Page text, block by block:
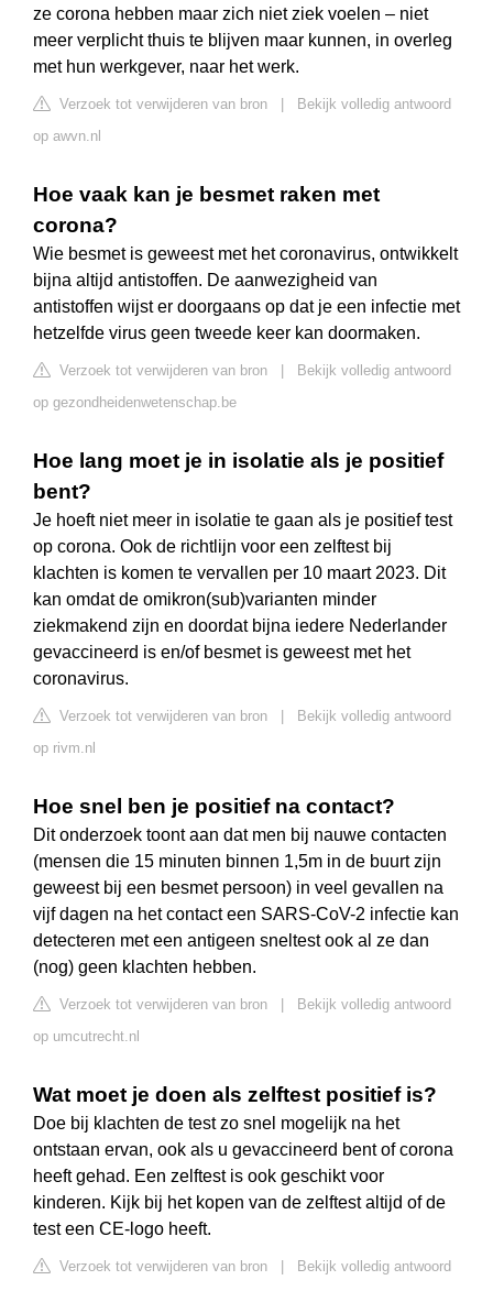
ze corona hebben maar zich niet ziek voelen – niet
meer verplicht thuis te blijven maar kunnen, in overleg
met hun werkgever, naar het werk.
Verzoek tot verwijderen van bron
Bekijk volledig antwoord
op awvn.nl
Hoe vaak kan je besmet raken met
corona?
Wie besmet is geweest met het coronavirus, ontwikkelt
bijna altijd antistoffen. De aanwezigheid van
antistoffen wijst er doorgaans op dat je een infectie met
hetzelfde virus geen tweede keer kan doormaken.
Verzoek tot verwijderen van bron
Bekijk volledig antwoord
op gezondheidenwetenschap.be
Hoe lang moet je in isolatie als je positief
bent?
Je hoeft niet meer in isolatie te gaan als je positief test
op corona. Ook de richtlijn voor een zelftest bij
klachten is komen te vervallen per 10 maart 2023. Dit
kan omdat de omikron(sub)varianten minder
ziekmakend zijn en doordat bijna iedere Nederlander
gevaccineerd is en/of besmet is geweest met het
coronavirus.
Verzoek tot verwijderen van bron
Bekijk volledig antwoord
op rivm.nl
Hoe snel ben je positief na contact?
Dit onderzoek toont aan dat men bij nauwe contacten
(mensen die 15 minuten binnen 1,5m in de buurt zijn
geweest bij een besmet persoon) in veel gevallen na
vijf dagen na het contact een SARS-CoV-2 infectie kan
detecteren met een antigeen sneltest ook al ze dan
(nog) geen klachten hebben.
Verzoek tot verwijderen van bron
Bekijk volledig antwoord
op umcutrecht.nl
Wat moet je doen als zelftest positief is?
Doe bij klachten de test zo snel mogelijk na het
ontstaan ervan, ook als u gevaccineerd bent of corona
heeft gehad. Een zelftest is ook geschikt voor
kinderen. Kijk bij het kopen van de zelftest altijd of de
test een CE-logo heeft.
Verzoek tot verwijderen van bron
Bekijk volledig antwoord